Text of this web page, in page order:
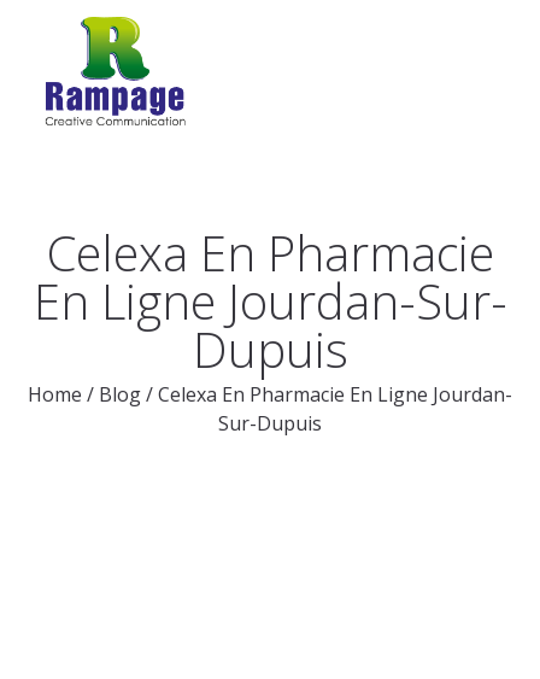
Celexa En Pharmacie
En Ligne Jourdan-Sur-
Dupuis
Home / Blog/Celexa En Pharmacie En Ligne Jourdan-
Sur-Dupuis